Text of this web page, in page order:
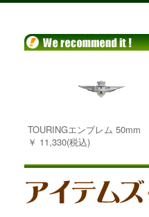
TOURINGエンブレム 50mm
￥ 11,330(税込)